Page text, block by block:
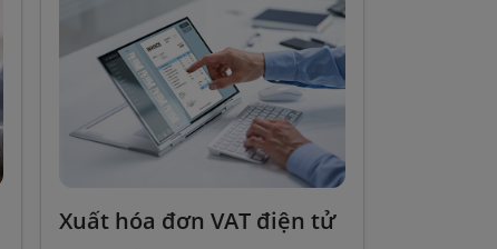
Xuất hóa đơn VAT điện tử